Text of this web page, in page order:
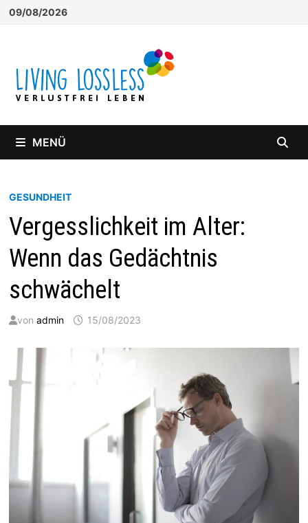
Zum
09/08/2026
MENÜ
GESUNDHEIT
Vergesslichkeit im Alter:
Wenn das Gedächtnis
schwächelt
von admin 15/08/2023